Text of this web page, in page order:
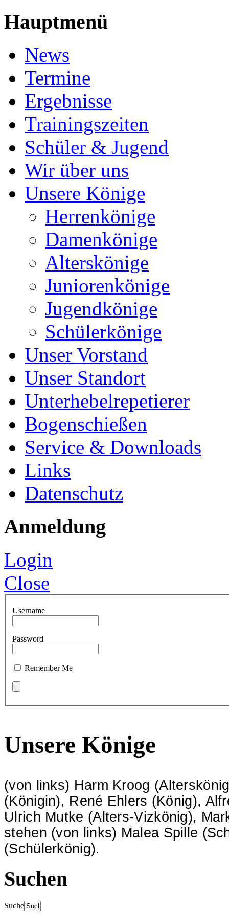
Hauptmenü
News
Termine
Ergebnisse
Trainingszeiten
Schüler & Jugend
Wir über uns
Unsere Könige
Herrenkönige
Damenkönige
Alterskönige
Juniorenkönige
Jugendkönige
Schülerkönige
Unser Vorstand
Unser Standort
Unterhebelrepetierer
Bogenschießen
Service & Downloads
Links
Datenschutz
Anmeldung
Login
Close
Username
Password
Remember Me
Unsere Könige
(von links) Harm Kroog
(Königin), René Ehlers (König),
Ulrich Mutke (Alters-Vizkönig),
stehen (von links) Malea Spille
(Schülerkönig).
Suchen
Suche